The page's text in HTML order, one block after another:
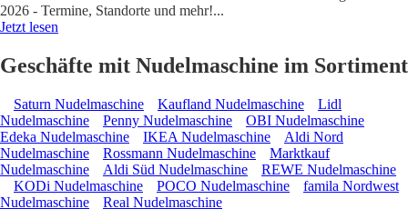
2026 - Termine, Standorte und mehr!...
Jetzt lesen
Geschäfte mit Nudelmaschine im Sortiment
Saturn Nudelmaschine Kaufland Nudelmaschine
Lidl
Nudelmaschine
Penny Nudelmaschine
OBI Nudelmaschine
Edeka Nudelmaschine
IKEA Nudelmaschine
Aldi Nord
Nudelmaschine
Rossmann Nudelmaschine
Marktkauf
Nudelmaschine
Aldi Süd Nudelmaschine
REWE Nudelmaschine
KODi Nudelmaschine
POCO Nudelmaschine
famila Nordwest
Nudelmaschine
Real Nudelmaschine